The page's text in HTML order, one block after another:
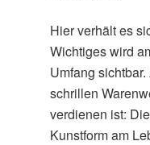
Hier verhält es
Wichtiges wird
Umfang
schrillen
verdienen ist:
Kunstform am